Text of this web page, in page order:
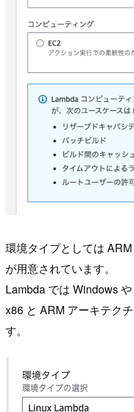
環境タイプとしては
が用意されています。
Lambda では Windows
x86 と ARM アーキテク
す。